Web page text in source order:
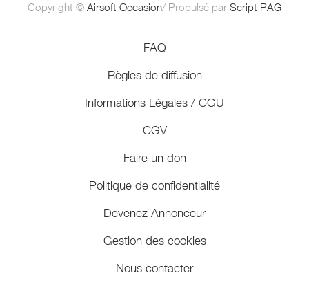
Copyright © Airsoft Occasion/ Propulsé par Script PAG
FAQ
Règles de diffusion
Informations Légales / CGU
CGV
Faire un don
Politique de confidentialité
Devenez Annonceur
Gestion des cookies
Nous contacter